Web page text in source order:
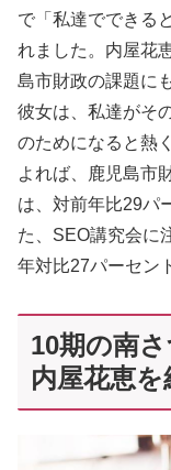
で「私達でできる
れました。内屋花
島市財政の課題に
彼女は、私達がそ
のためになると熱
よれば、鹿児島市
は、対前年比29パ
た、SEO講究会に
年対比27パーセン
10期の南
内屋花恵